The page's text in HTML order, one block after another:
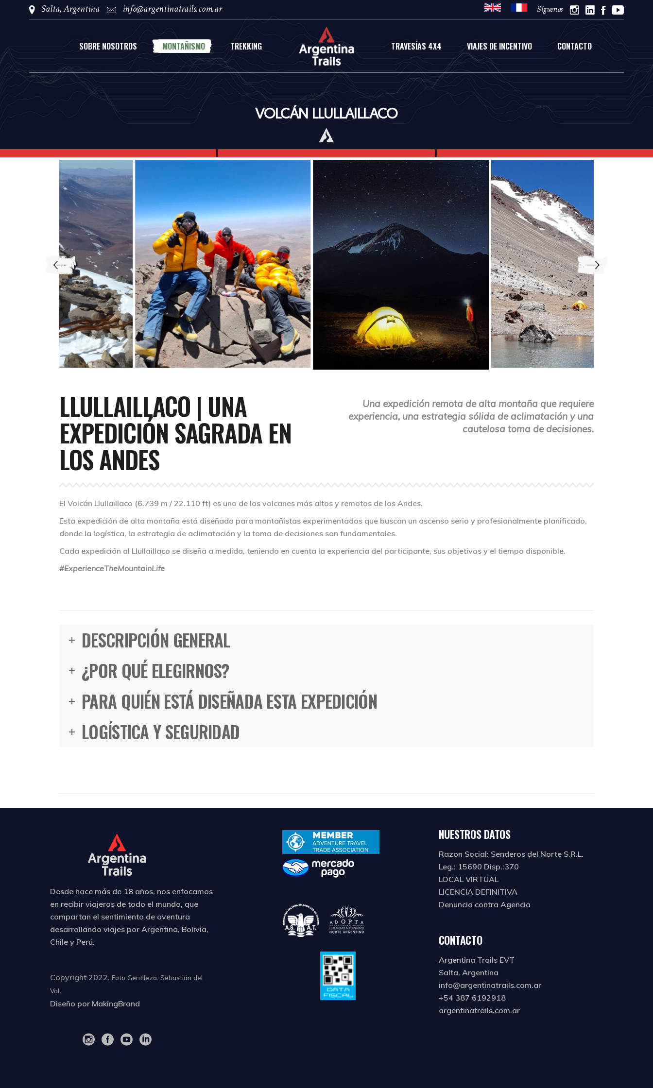
Salta, Argentina info@argentinatrails.com.ar Síguenos
SOBRE NOSOTROS MONTAÑISMO TREKKING TRAVESÍAS 4X4 VIAJES DE INCENTIVO CONTACTO
VOLCÁN LLULLAILLACO
LLULLAILLACO | UNA
EXPEDICIÓN SAGRADA EN
LOS ANDES
Una expedición remota de alta montaña que requiere
experiencia, una estrategia sólida de aclimatación y una
cautelosa toma de decisiones.
El Volcán Llullaillaco (6.739 m / 22.110 ft) es uno de los volcanes más altos y remotos de los Andes.
Esta expedición de alta montaña está diseñada para montañistas experimentados que buscan un ascenso serio y profesionalmente planificado,
donde la logística, la estrategia de aclimatación y la toma de decisiones son fundamentales.
Cada expedición al Llullaillaco se diseña a medida, teniendo en cuenta la experiencia del participante, sus objetivos y el tiempo disponible.
#ExperienceTheMountainLife
DESCRIPCIÓN GENERAL
¿POR QUÉ ELEGIRNOS?
PARA QUIÉN ESTÁ DISEÑADA ESTA EXPEDICIÓN
LOGÍSTICA Y SEGURIDAD
Desde hace más de 18 años, nos enfocamos
en recibir viajeros de todo el mundo, que
compartan el sentimiento de aventura
desarrollando viajes por Argentina, Bolivia,
Chile y Perú.
Copyright 2022. Foto Gentileza: Sebastián del
Val.
Diseño por MakingBrand
NUESTROS DATOS
Razon Social: Senderos del Norte S.R.L.
Leg.: 15690 Disp.:370
LOCAL VIRTUAL
LICENCIA DEFINITIVA
Denuncia contra Agencia
CONTACTO
Argentina Trails EVT
Salta, Argentina
info@argentinatrails.com.ar
+54 387 6192918
argentinatrails.com.ar